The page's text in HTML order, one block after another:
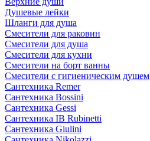
Душевые лейки
Шланги для душа
Смесители для раковин
Смесители для душа
Смесители для кухни
Смесители на борт ванны
Смесители с гигиеническим душем
Сантехника Remer
Сантехника Bossini
Сантехника Gessi
Сантехника IB Rubinetti
Сантехника Giulini